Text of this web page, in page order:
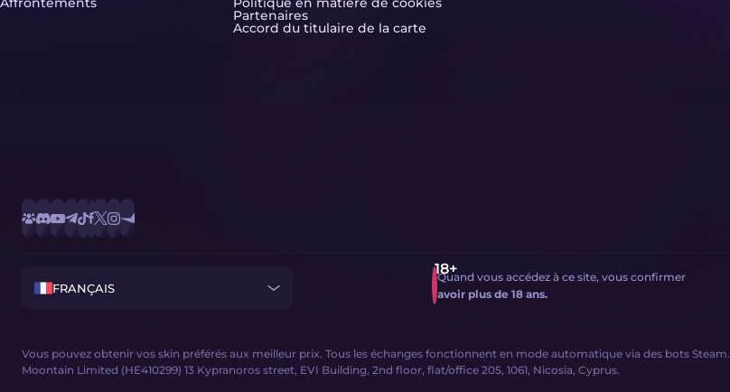
Vous pouvez obtenir vos skin préférés aux meilleur prix. Tous les échanges fonctionnent en mode automatique via des bots Steam.
Moontain Limited (HE410299) 13 Kypranoros street, EVI Building, 2nd floor, flat/office 205, 1061, Nicosia, Cyprus.
FRANÇAIS
Partenaires
Accord du titulaire de la carte
Quand vous accédez à ce site, vous confirmer
avoir plus de 18 ans.